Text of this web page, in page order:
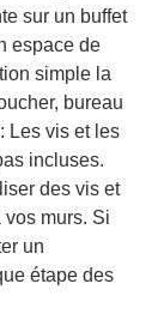
sur un buffet
espace de
simple la
bureau
Les vis et les
incluses.
des vis et
murs. Si
un
étape des